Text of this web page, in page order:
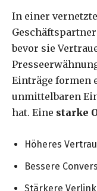
In einer
bevor sie
Einträge formen
unmittelbaren
hat. Eine starke
Höheres
Bessere
Stärkere